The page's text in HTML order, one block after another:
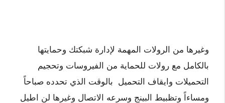
وغيرها من الرولات المهمة لإدارة شبكتك وحمايتها
بالكامل مع رولات للحماية من الفيروسات وتحجيم
التحميلات وايقاف التحميل بالوقت الذي تحدده صباحاً
ومساءاً وتظبيط البينج وسرعه الاتصال وغيرها لن اطيل